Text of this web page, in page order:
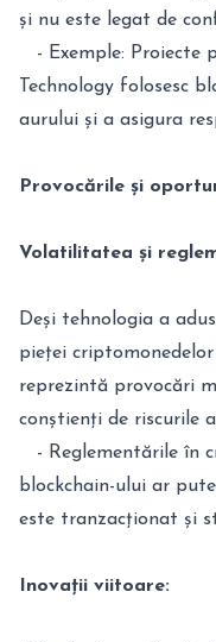
și nu este legat de
- Exemple: Proiecte
Technology folosesc
aurului și a asigura
Provocările și
Volatilitatea și
Deși tehnologia a
pieței
reprezintă provocări
conștienți de riscurile
- Reglementările în
blockchain-ului ar
este tranzacționat și
Inovații viitoare: